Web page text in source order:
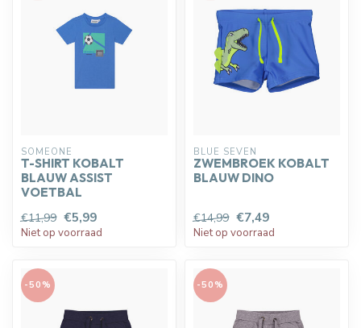
SOMEONE
T-SHIRT KOBALT
BLAUW ASSIST
VOETBAL
€11,99 €5,99
Niet op voorraad
BLUE SEVEN
ZWEMBROEK KOBALT
BLAUW DINO
€14,99 €7,49
Niet op voorraad
-50% -50%